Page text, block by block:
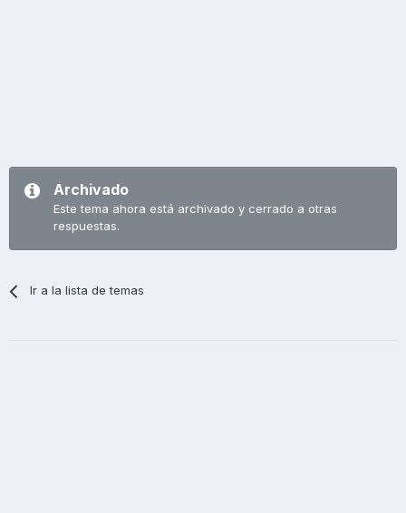
Archivado
Este tema ahora está archivado y cerrado a otras
respuestas.
Ir a la lista de temas